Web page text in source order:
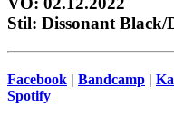
Stil: Dissonant Black/
Facebook | Bandcamp |
Spotify